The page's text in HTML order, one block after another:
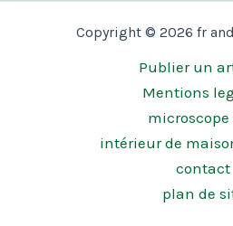
Copyright © 2026 fr
Publier un
Mentions
microscope
intérieur de
contact
plan de